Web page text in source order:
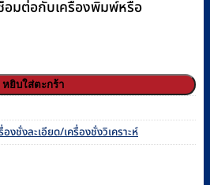
อมต่อกับเครื่องพิมพ์หรือ
าละเอียดสูง แบบดิจิตอล ADAM
หยิบใส่ตะกร้า
องชั่งละเอียด/เครื่องชั่งวิเคราะห์